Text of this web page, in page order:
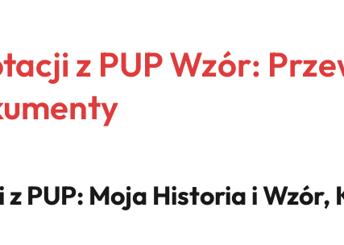
z PUP Wzór:
PUP: Moja Historia i